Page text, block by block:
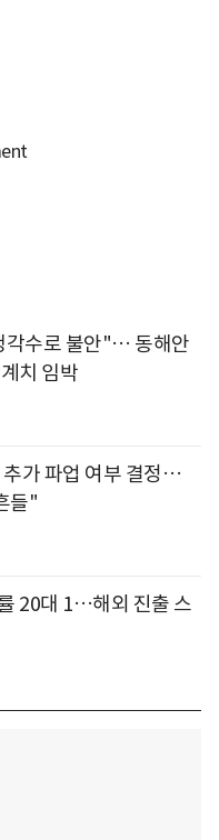
각수로 불안"… 동해안
치 임박
가 파업 여부 결정…
들"
20대 1…해외 진출 스